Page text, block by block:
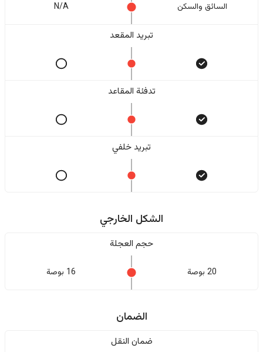
السائق والسکن N/A
تبريد المقعد
تدفئة المقاعد
تبريد خلفي
الشكل الخارجي
حجم العجلة
20 بوصة 16 بوصة
الضمان
ضمان النقل